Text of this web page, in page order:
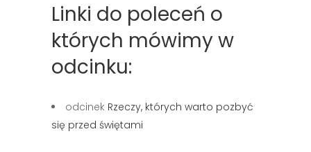
Linki do poleceń o
których mówimy w
odcinku:
odcinek Rzeczy, których warto pozbyć
się przed świętami